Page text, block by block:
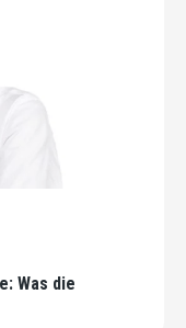
Was die